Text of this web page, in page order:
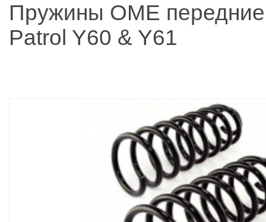
Пружины OME
Patrol Y60 & Y61